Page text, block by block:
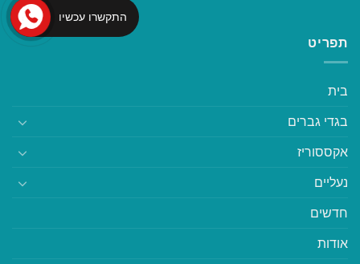
תפריט
בית
בגדי גברים
אקססוריז
נעליים
חדשים
אודות
התקשרו עכשיו